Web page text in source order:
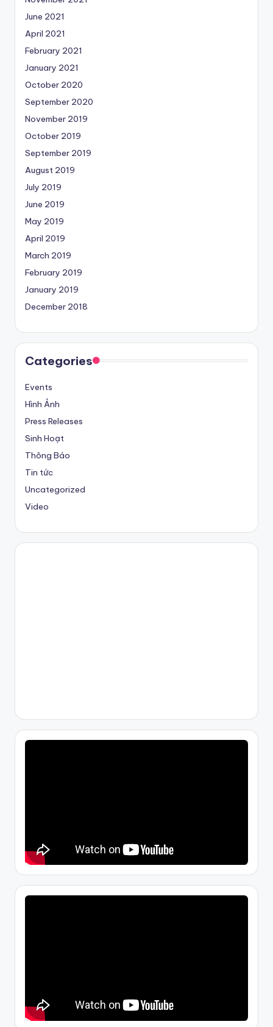
June 2021
April 2021
February 2021
January 2021
October 2020
September 2020
November 2019
October 2019
September 2019
August 2019
July 2019
June 2019
May 2019
April 2019
March 2019
February 2019
January 2019
December 2018
Categories
Events
Hình Ảnh
Press Releases
Sinh Hoạt
Thông Báo
Tin tức
Uncategorized
Video